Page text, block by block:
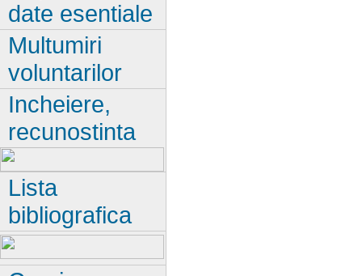
date esentiale
Multumiri
voluntarilor
Incheiere,
recunostinta
Lista
bibliografica